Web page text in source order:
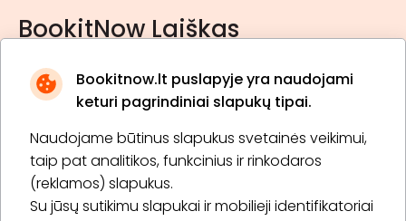
Bookitnow.lt puslapyje yra naudojami
keturi pagrindiniai slapukų tipai.
Naudojame būtinus slapukus svetainės veikimui,
taip pat analitikos, funkcinius ir rinkodaros
(reklamos) slapukus.
Su jūsų sutikimu slapukai ir mobilieji identifikatoriai
BookitNow Laiškas
* Susipažinau su privatumo politika
Prenumeruoti